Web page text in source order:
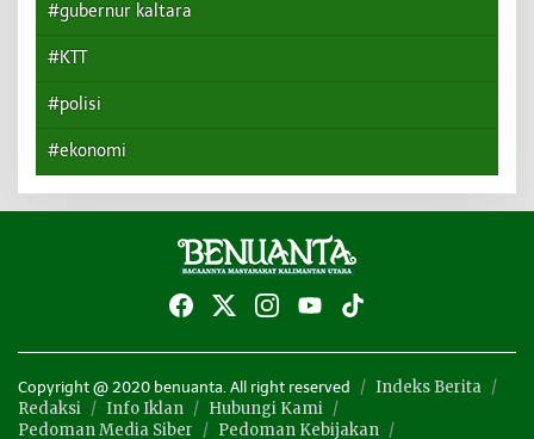
#gubernur kaltara
#KTT
#polisi
#ekonomi
Copyright @ 2020 benuanta. All right reserved
Indeks Berita
Redaksi
Info Iklan
Hubungi Kami
Pedoman Media Siber
Pedoman Kebijakan